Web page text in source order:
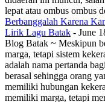
lepat atau ombus ombus
Berbanggalah Karena
Lirik Lagu Batak - June
Blog Batak ~ Meskipun
marga, tetapi sistem
adalah nama pertanda
berasal sehingga orang
memiliki hubungan
memiliki marga, tetapi